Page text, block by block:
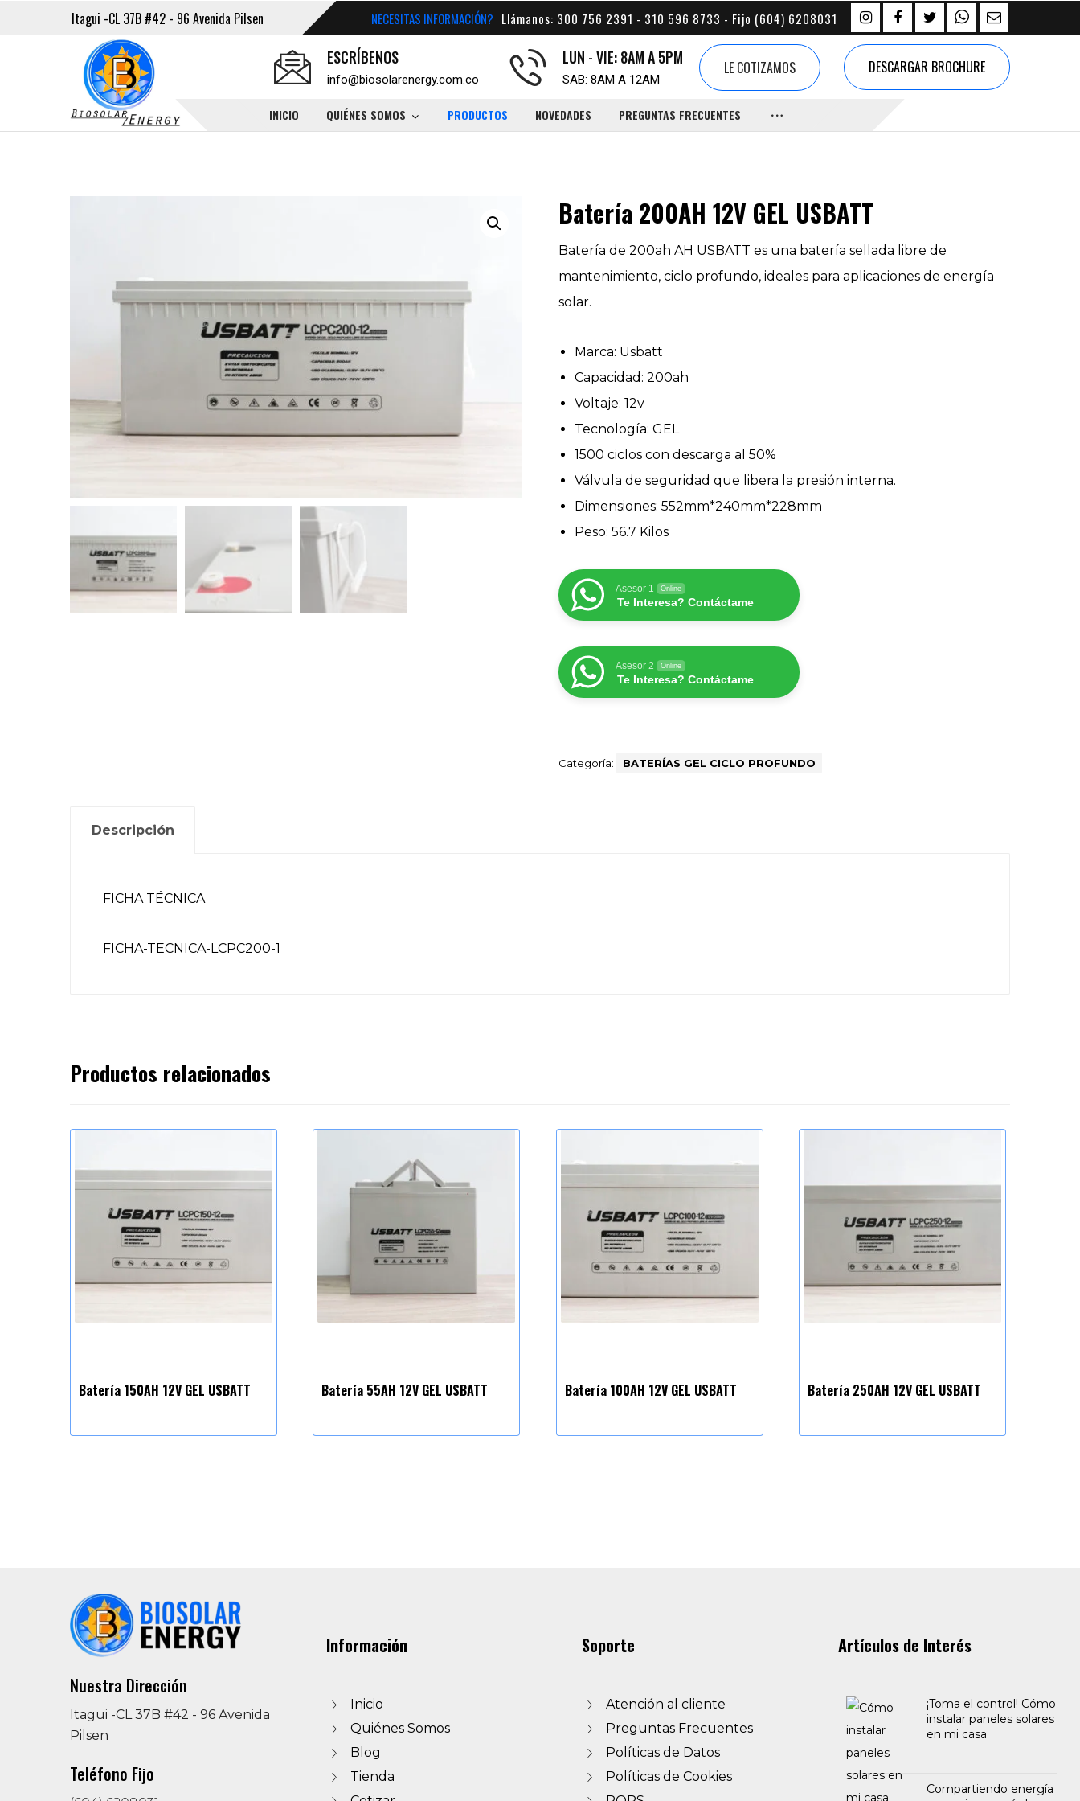
Itagui -CL 37B #42 - 96 Avenida Pilsen Llámanos: 300 756 2391 - 310 596 8733 - Fijo (604) 6208031
NECESITAS INFORMACIÓN?
ESCRÍBENOS
info@biosolarenergy.com.co
LUN - VIE: 8AM A 5PM
SAB: 8AM A 12AM
LE COTIZAMOS DESCARGAR BROCHURE
INICIO QUIÉNES SOMOS PRODUCTOS NOVEDADES PREGUNTAS FRECUENTES
Batería 200AH 12V GEL USBATT
Batería de 200ah AH USBATT es una batería sellada libre de
mantenimiento, ciclo profundo, ideales para aplicaciones de energía
solar.
Marca: Usbatt
Capacidad: 200ah
Voltaje: 12v
Tecnología: GEL
1500 ciclos con descarga al 50%
Válvula de seguridad que libera la presión interna.
Dimensiones: 552mm*240mm*228mm
Peso: 56.7 Kilos
Asesor 1 Online
Te Interesa? Contáctame
Asesor 2 Online
Te Interesa? Contáctame
Categoría: BATERÍAS GEL CICLO PROFUNDO
Descripción
FICHA TÉCNICA
FICHA-TECNICA-LCPC200-1
Productos relacionados
Batería 150AH 12V GEL USBATT Batería 55AH 12V GEL USBATT Batería 100AH 12V GEL USBATT Batería 250AH 12V GEL USBATT
Nuestra Dirección
Itagui -CL 37B #42 - 96 Avenida
Pilsen
Teléfono Fijo
Información
Inicio
Quiénes Somos
Blog
Tienda
Soporte
Atención al cliente
Preguntas Frecuentes
Políticas de Datos
Políticas de Cookies
Artículos de Interés
¡Toma el control! Cómo
instalar paneles solares
en mi casa
Compartiendo energía